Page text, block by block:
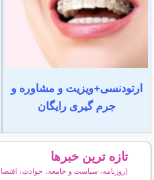
ارتودنسی+ویزیت و مشاوره و
جرم گیری رایگان
تازه ترین خبرها
(روزنامه، سیاست و جامعه، حوادث،